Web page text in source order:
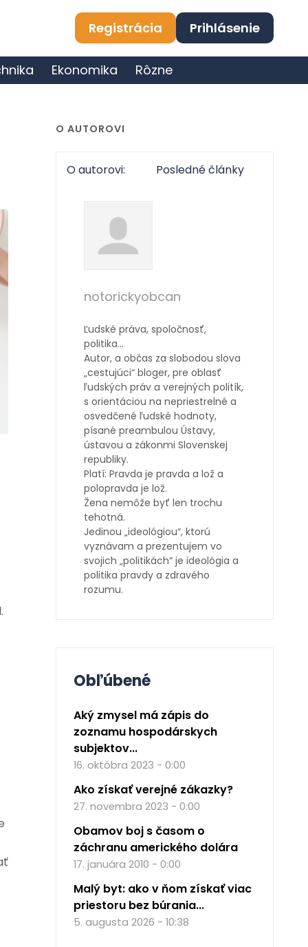
Registrácia Prihlásenie
Ekonomika Rôzne
O AUTOROVI
O autorovi: Posledné články
notorickyobcan
Ľudské práva, spoločnosť,
politika…
Autor, a občas za slobodou slova
„cestujúci“ bloger, pre oblasť
ľudských práv a verejných politík,
s orientáciou na nepriestrelné a
osvedčené ľudské hodnoty,
písané preambulou Ústavy,
ústavou a zákonmi Slovenskej
republiky.
Platí: Pravda je pravda a lož a
polopravda je lož.
Žena nemôže byť len trochu
tehotná.
Jedinou „ideológiou“, ktorú
vyznávam a prezentujem vo
svojich „politikách“ je ideológia a
politika pravdy a zdravého
rozumu.
Obľúbené
Aký zmysel má zápis do
zoznamu hospodárskych
subjektov...
16. októbra 2023 - 0:00
Ako získať verejné zákazky?
27. novembra 2023 - 0:00
Obamov boj s časom o
záchranu amerického dolára
17. januára 2010 - 0:00
Malý byt: ako v ňom získať viac
priestoru bez búrania...
5. augusta 2026 - 10:38